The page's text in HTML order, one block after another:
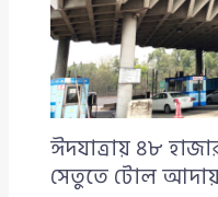
ঈদযাত্রায় ৪৮
সেতুতে টোল